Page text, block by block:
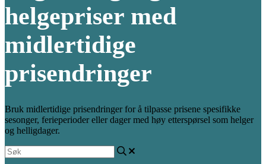
helgepriser med
midlertidige
prisendringer
Bruk midlertidige prisendringer for å tilpasse prisene spesifikke
sesonger, ferieperioder eller dager med høy etterspørsel som helger
og helligdager.